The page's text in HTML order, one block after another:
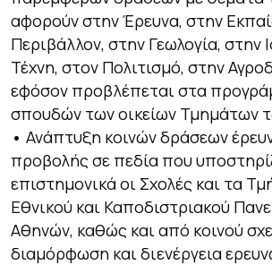
αφορούν στην Έρευνα, στην
Περιβάλλον, στην Γεωλογία, στην
Τέχνη, στον Πολιτισμό, στην
εφόσον προβλέπεται στα
σπουδών των οικείων Τμημάτων
• Ανάπτυξη κοινών δράσεων
προβολής σε πεδία που
επιστημονικά οι Σχολές και τα
Εθνικού και Καποδιστριακού
Αθηνών, καθώς και από κοινού
διαμόρφωση και διενέργεια